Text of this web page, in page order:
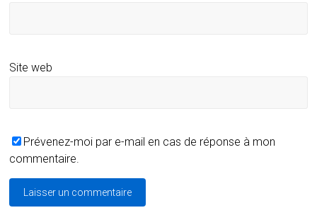
Site web
Prévenez-moi par e-mail en cas de réponse à mon
commentaire.